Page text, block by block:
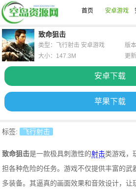
首页 安卓游戏
致命狙击
安卓下载
苹果下载
类型：飞行射击 安卓游戏
版
大小：147.3M
更
标签: 飞行射击
致命狙击是一款极具刺激性的射击类游戏，
担各种危险的任务。游戏不仅提供丰富的武
多装备。其逼真的画面效果和音效设计，让